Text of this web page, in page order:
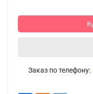
Заказ по телефону: